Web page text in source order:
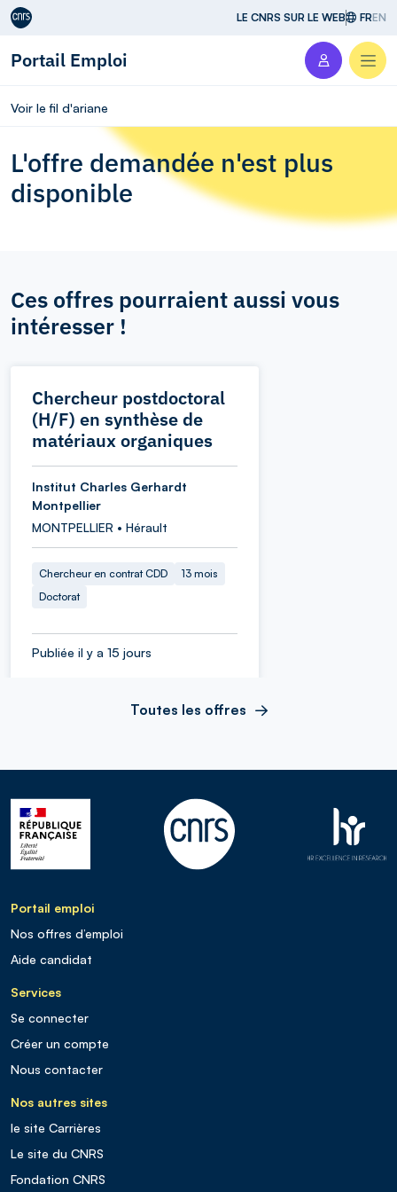
Aller au contenu LE CNRS SUR LE WEB FREN
Portail Emploi
Voir le fil d'ariane
L'offre demandée n'est plus
disponible
Ces offres pourraient aussi vous
intéresser !
Chercheur postdoctoral
(H/F) en synthèse de
matériaux organiques
Institut Charles Gerhardt
Montpellier
MONTPELLIER • Hérault
Chercheur en contrat CDD
13 mois
Doctorat
Publiée il y a 15 jours
Toutes les offres
Portail emploi
Nos offres d’emploi
Aide candidat
Services
Se connecter
Créer un compte
Nous contacter
Nos autres sites
le site Carrières
Le site du CNRS
Fondation CNRS